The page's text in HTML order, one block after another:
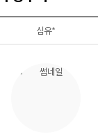
심유*